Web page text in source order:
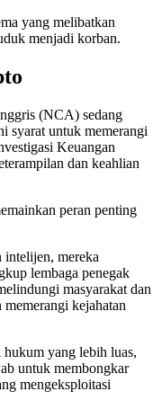
yang melibatkan
menjadi korban.
(NCA) sedang
syarat untuk memerangi
Keuangan
dan keahlian
peran penting
intelijen, mereka
lembaga penegak
masyarakat dan
memerangi kejahatan
hukum yang lebih luas,
untuk membongkar
mengeksploitasi